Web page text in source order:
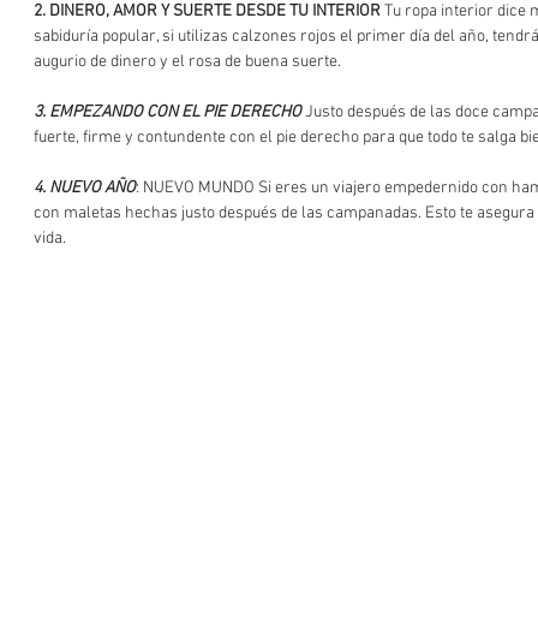
2. DINERO, AMOR Y SUERTE DESDE TU INTERIOR Tu ropa interior dice
sabiduría popular, si utilizas calzones rojos el primer día del año,
augurio de dinero y el rosa de buena suerte.
3. EMPEZANDO CON EL PIE DERECHO Justo después de las doce
fuerte, firme y contundente con el pie derecho para que todo te salga
4. NUEVO AÑO: NUEVO MUNDO Si eres un viajero empedernido con
con maletas hechas justo después de las campanadas. Esto te
vida.